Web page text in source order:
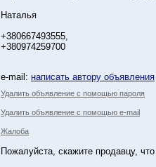
Наталья
+380667493555,
+380974259700
e-mail: написать автору объявления
Удалить объявление с помощью пароля
Удалить объявление с помощью e-mail
Жалоба
Пожалуйста, скажите продавцу,